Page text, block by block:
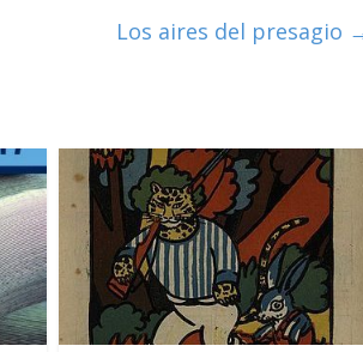
Los aires del presagio